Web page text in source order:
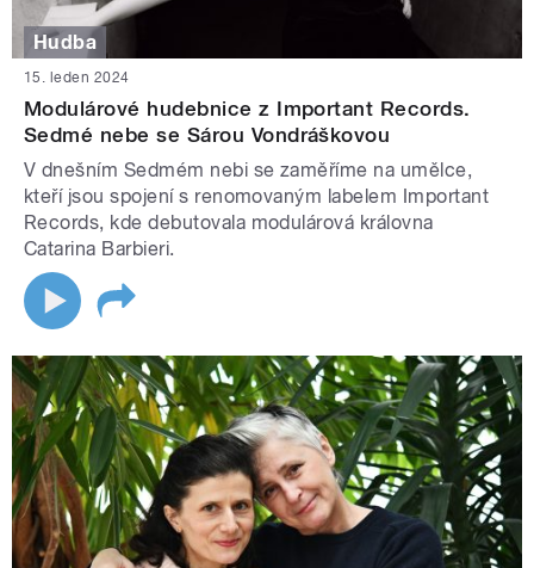
Hudba
15. leden 2024
Modulárové hudebnice z Important Records.
Sedmé nebe se Sárou Vondráškovou
V dnešním Sedmém nebi se zaměříme na umělce,
kteří jsou spojení s renomovaným labelem Important
Records, kde debutovala modulárová královna
Catarina Barbieri.